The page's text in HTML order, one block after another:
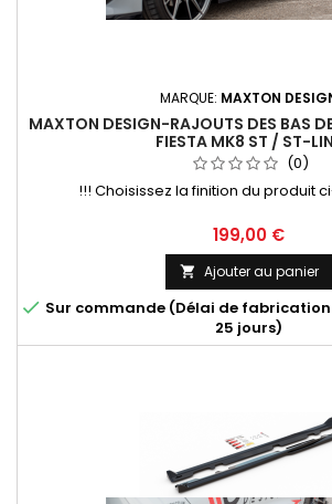
MARQUE: MAXTON
MAXTON DESIGN-RAJOUTS DES BAS
FIESTA MK8 ST / ST-
(0)
!!! Choisissez la finition du produit
Prix
199,00 €
 Ajouter au panier
 Sur commande (Délai de
25 jours)